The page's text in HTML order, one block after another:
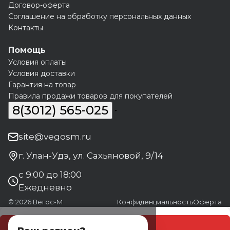
Договор-оферта
Соглашение на обработку персональных данных
Контакты
Помощь
Условия оплаты
Условия доставки
Гарантия на товар
Правила продажи товаров для покупателей
8(3012) 565-025
site@vegosm.ru
г. Улан-Удэ, ул. Сахьяновой, 9/14
с 9:00 до 18:00
Ежедневно
© 2026 Вегос-М КонфиденциальностьОферта